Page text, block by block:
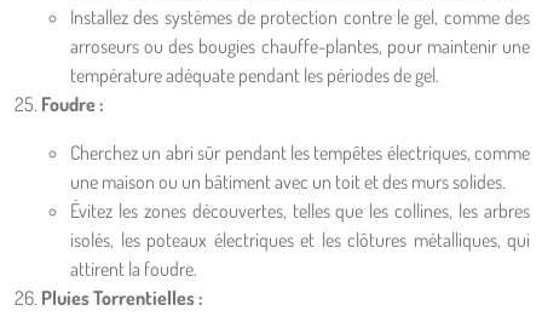
Installez des systèmes de protection contre le gel, comme des
arroseurs ou des bougies chauffe-plantes, pour maintenir une
température adéquate pendant les périodes de gel.
Foudre :
Cherchez un abri sûr pendant les tempêtes électriques, comme
une maison ou un bâtiment avec un toit et des murs solides.
Évitez les zones découvertes, telles que les collines, les arbres
isolés, les poteaux électriques et les clôtures métalliques, qui
attirent la foudre.
Pluies Torrentielles :